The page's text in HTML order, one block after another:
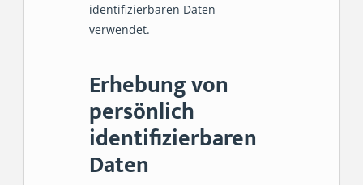
identifizierbaren Daten
verwendet.
Erhebung von
persönlich
identifizierbaren
Daten